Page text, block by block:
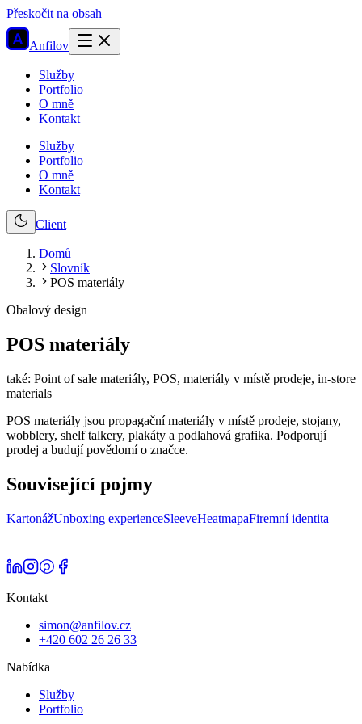
Přeskočit na obsah
Anfilov
Služby
Portfolio
O mně
Kontakt
Služby
Portfolio
O mně
Kontakt
Client
Domů
Slovník
POS materiály
Obalový design
POS materiály
také: Point of sale materiály, POS, materiály v místě prodeje, in-store
materials
POS materiály jsou propagační materiály v místě prodeje, stojany,
wobblery, shelf talkery, plakáty a podlahová grafika. Podporují
prodej a budují povědomí o značce.
Související pojmy
KartonážUnboxing experienceSleeveHeatmapaFiremní identita
Kontakt
simon@anfilov.cz
+420 602 26 26 33
Nabídka
Služby
Portfolio